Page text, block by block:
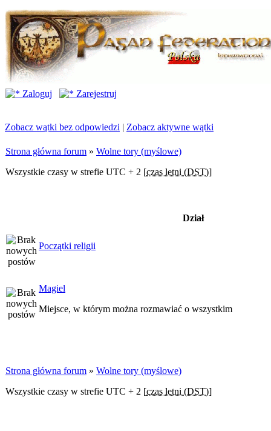
Zaloguj Zarejestruj
Zobacz wątki bez odpowiedzi | Zobacz aktywne wątki
Strona główna forum » Wolne tory (myślowe)
Wszystkie czasy w strefie UTC + 2 [czas letni (DST)]
Dział
Początki religii
Magiel
Miejsce, w którym można rozmawiać o wszystkim
Strona główna forum » Wolne tory (myślowe)
Wszystkie czasy w strefie UTC + 2 [czas letni (DST)]